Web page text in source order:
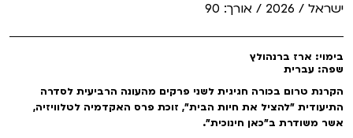
מועדון אנגלית לקטנטנים
מועדון אנגלית לכל המשפחה
ראשון בקולנוע
מחווה לקסבייה דולאן
סינמטק קאלט על הגג 2026
נבחרי דוקאביב 2026
VOD
ENG
לאזור האישי
ישראל / 2026 / אורך: 90
בימוי: ארז ברנהולץ
שפה: עברית
הקרנת טרום בכורה חגיגית לשני פרקים מהעונה הרביעית לסדרה
התיעודית "להציל את חיות הבית", זוכת פרס האקדמיה לטלוויזיה,
אשר משודרת ב"כאן חינוכית".